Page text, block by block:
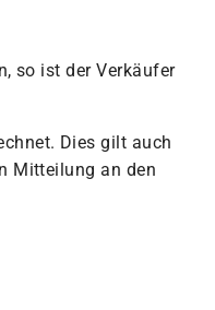
so ist der Verkäufer
Dies gilt auch
Mitteilung an den